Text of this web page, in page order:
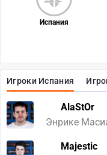
Игроки Испания
AlaStOr
Энрике
Majestic
Испания